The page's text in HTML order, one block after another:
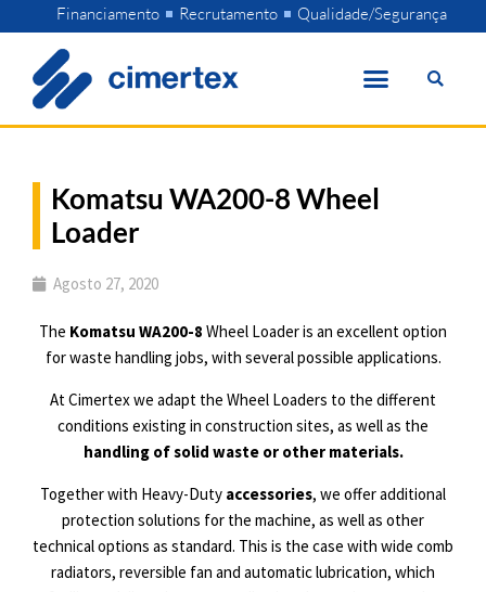
to
content
Financiamento Recrutamento Qualidade/Segurança
Komatsu WA200-8 Wheel
Loader
Agosto 27, 2020
The Komatsu WA200-8 Wheel Loader is an excellent option
for waste handling jobs, with several possible applications.
At Cimertex we adapt the Wheel Loaders to the different
conditions existing in construction sites, as well as the
handling of solid waste or other materials.
Together with Heavy-Duty accessories, we offer additional
protection solutions for the machine, as well as other
technical options as standard. This is the case with wide comb
radiators, reversible fan and automatic lubrication, which